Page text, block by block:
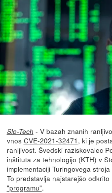
Slo-Tech - V bazah znanih
vnos CVE-2021-32471 , ki je
ranljivost. Švedski raziskovalec
inštituta za tehnologijo (KTH) v
implementaciji Turingovega
To predstavlja najstarejšo odkrito
"programu".